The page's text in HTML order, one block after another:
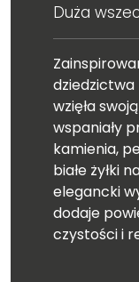
Duża
wzięła
wspaniały
kamienia,
białe żyłki
elegancki
dodaje
czystości i